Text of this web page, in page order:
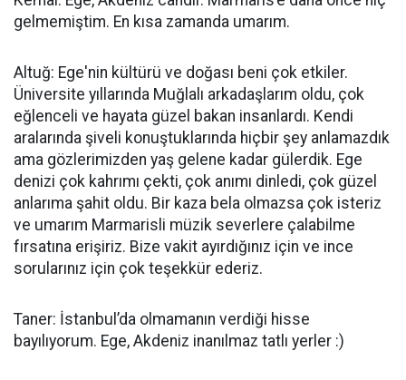
gelmemiştim. En kısa zamanda umarım.
Altuğ: Ege'nin kültürü ve doğası beni çok etkiler.
Üniversite yıllarında Muğlalı arkadaşlarım oldu, çok
eğlenceli ve hayata güzel bakan insanlardı. Kendi
aralarında şiveli konuştuklarında hiçbir şey anlamazdık
ama gözlerimizden yaş gelene kadar gülerdik. Ege
denizi çok kahrımı çekti, çok anımı dinledi, çok güzel
anlarıma şahit oldu. Bir kaza bela olmazsa çok isteriz
ve umarım Marmarisli müzik severlere çalabilme
fırsatına erişiriz. Bize vakit ayırdığınız için ve ince
sorularınız için çok teşekkür ederiz.
Taner: İstanbul’da olmamanın verdiği hisse
bayılıyorum. Ege, Akdeniz inanılmaz tatlı yerler :)